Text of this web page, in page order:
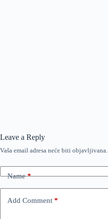
Leave a Reply
Vaša email adresa neće biti objavljivana.
Name*
Add Comment *